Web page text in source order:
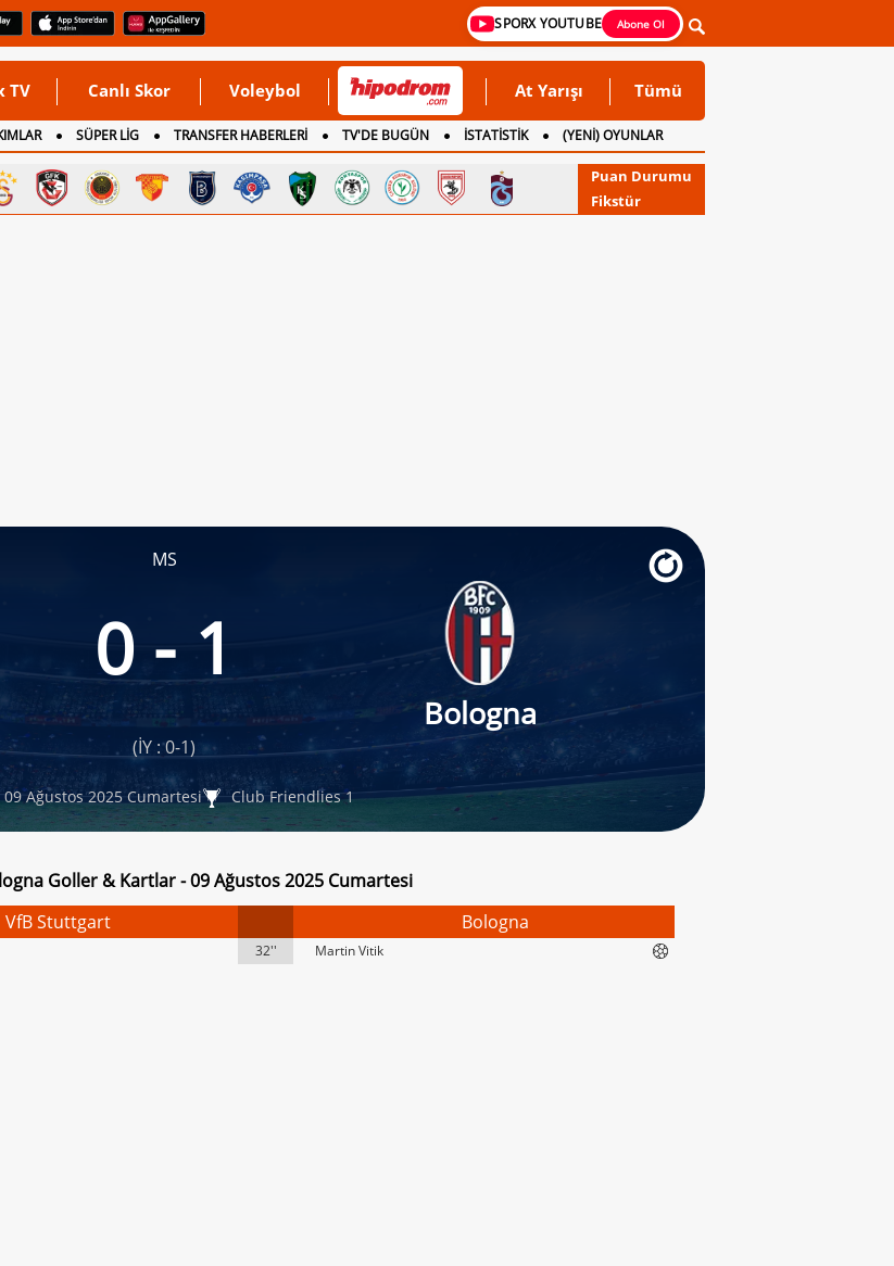
SPORX YOUTUBE Abone Ol
TV Canlı Skor Voleybol At Yarışı Tümü
SÜPER LİG TRANSFER HABERLERİ TV'DE BUGÜN İSTATİSTİK
(YENİ) OYUNLAR
Puan Durumu
Fikstür
MS
0 - 1
Bologna
(İY : 0-1)
09 Ağustos 2025 Cumartesi Club Friendlies 1
Goller & Kartlar - 09 Ağustos 2025 Cumartesi
VfB Stuttgart
Bologna
32'' Martin Vitik